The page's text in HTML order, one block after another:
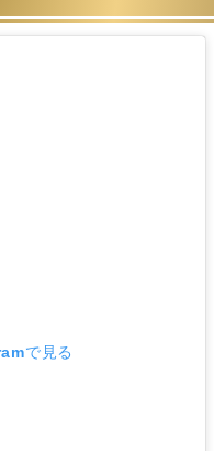
で見る